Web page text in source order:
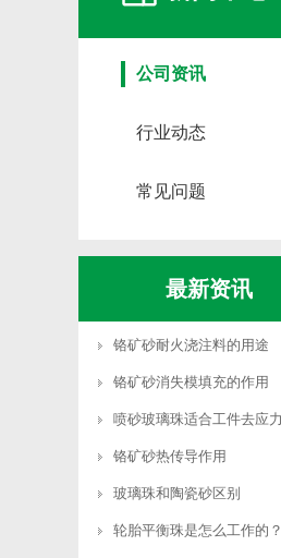
公司资讯
行业动态
常见问题
最新资讯
铬矿砂耐火浇注料的用途
铬矿砂消失模填充的作用
铬矿砂热传导作用
玻璃珠和陶瓷砂区别